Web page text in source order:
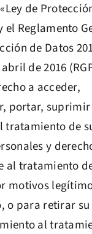
de
el Reglamento
de Datos
de 2016
a acceder,
portar, suprimir
tratamiento de
y
al tratamiento
motivos
o para retirar su
al